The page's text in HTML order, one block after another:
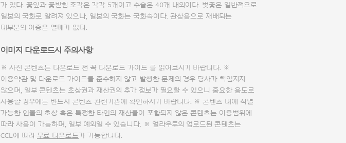
가 있다. 꽃잎과 꽃받침 조각은 각각 5개이고 수술은 40개 내외이다. 벚꽃은 일반적으로
일본의 국화로 알려져 있으나, 일본의 국화는 국화속이다. 관상용으로 재배되는
대부분의 아종은 열매가 없다.
이미지 다운로드시 주의사항
※ 사진 콘텐츠는 다운로드 전 꼭 다운로드 가이드 를 읽어보시기 바랍니다. ※
이용약관 및 다운로드 가이드를 준수하지 않고 발생한 문제의 경우 당사가 책임지지
않으며, 일부 콘텐츠는 초상권과 재산권의 추가 정보가 필요할 수 있으니 중요한 용도로
사용할 경우에는 반드시 콘텐츠 관련기관에 확인하시기 바랍니다. ※ 콘텐츠 내에 식별
가능한 인물의 초상 혹은 특정한 타인의 재산물이 포함되지 않은 콘텐츠는 이용범위에
따라 사용이 가능하며, 일부 예외일 수 있습니다. ※ 얼라우투의 업로드된 콘텐츠는
CCL에 따라 무료 다운로드가 가능합니다.